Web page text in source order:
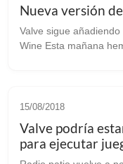
Nueva versión
Valve sigue
Wine Esta mañana hemos amanecido en nuestro canal de
15/08/2018
Valve podría
para ejecutar
desde Steam